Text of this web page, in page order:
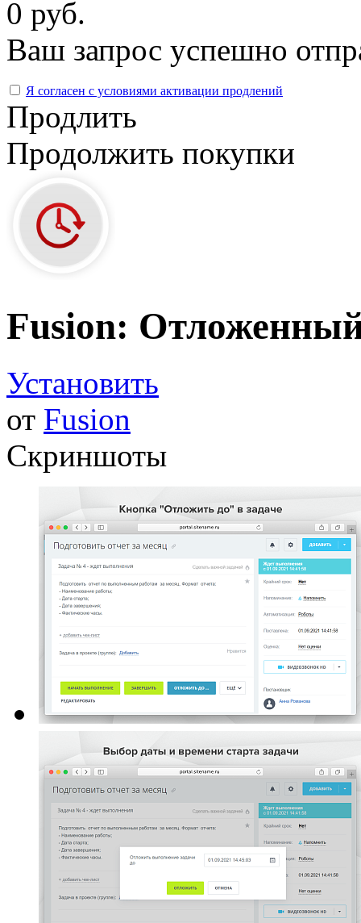
0 руб.
Ваш запрос успешно
Я согласен с условиями активации продлений
Продлить
Продолжить покупки
Fusion: Отложенный
Установить
от Fusion
Скриншоты